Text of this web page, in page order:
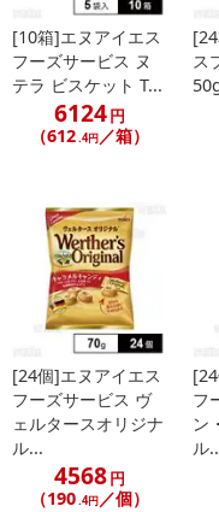
[10箱]エヌアイエス
フーズサービス ヌ
テラ ビスケット T...
6124円
（612.4円／箱）
ス
[24個]エヌアイエス
フーズサービス ヴ
ェルタースオリジナ
ル...
4568円
（190.4円／個）
フ
ン
ル